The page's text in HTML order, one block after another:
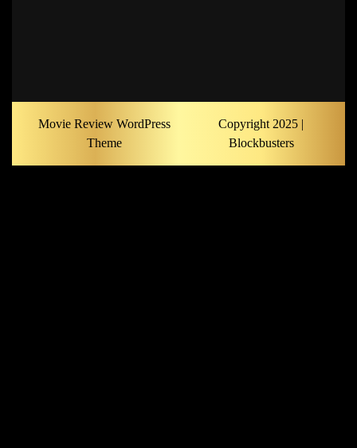
Movie Review WordPress
Theme
Copyright 2025 |
Blockbusters